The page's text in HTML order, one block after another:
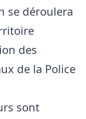
se déroulera
des
de la Police
sont